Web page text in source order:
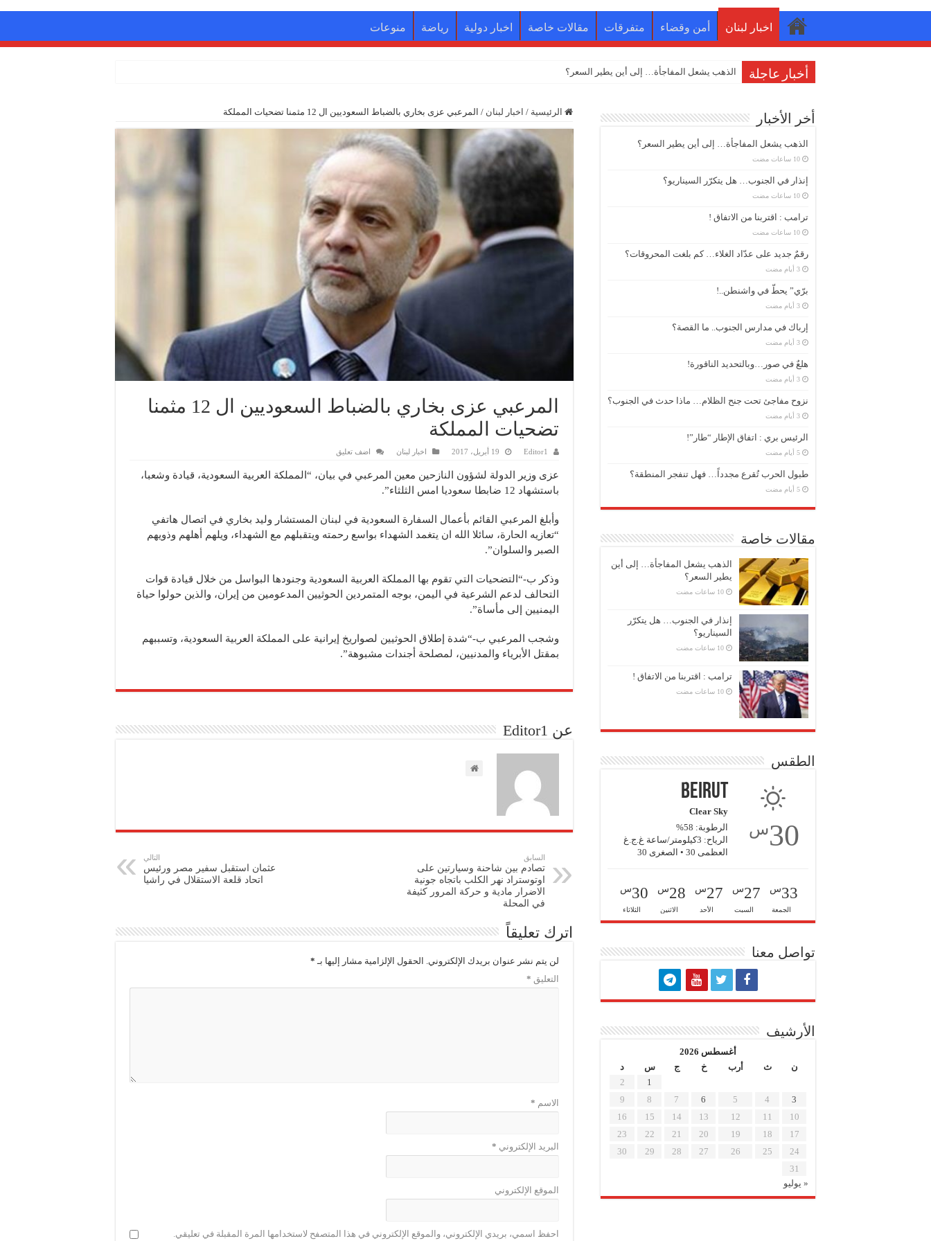
اخبار لبنان أمن وقضاء متفرقات مقالات خاصة اخبار دولية رياضة منوعات
أخبار عاجلة إنذار في الجنوب…
الرئيسية / اخبار لبنان / المرعبي عزى بخاري بالضباط السعوديين ال 12 مثمنا تضحيات المملكة
المرعبي عزى بخاري بالضباط السعوديين ال 12 مثمنا
تضحيات المملكة
Editor1 19 أبريل، 2017 اخبار لبنان اضف تعليق
عزى وزير الدولة لشؤون النازحين معين المرعبي في بيان، “المملكة العربية السعودية، قيادة وشعبا،
باستشهاد 12 ضابطا سعوديا امس الثلثاء”.
وأبلغ المرعبي القائم بأعمال السفارة السعودية في لبنان المستشار وليد بخاري في اتصال هاتفي
“تعازيه الحارة، سائلا الله ان يتغمد الشهداء بواسع رحمته ويتقبلهم مع الشهداء، ويلهم أهلهم وذويهم
الصبر والسلوان”.
وذكر ب-“التضحيات التي تقوم بها المملكة العربية السعودية وجنودها البواسل من خلال قيادة قوات
التحالف لدعم الشرعية في اليمن، بوجه المتمردين الحوثيين المدعومين من إيران، والذين حولوا حياة
اليمنيين إلى مأساة”.
وشجب المرعبي ب-“شدة إطلاق الحوثيين لصواريخ إيرانية على المملكة العربية السعودية، وتسببهم
بمقتل الأبرياء والمدنيين، لمصلحة أجندات مشبوهة”.
عن Editor1
السابق
تصادم بين شاحنة وسيارتين على
اوتوستراد نهر الكلب باتجاه جونية
الاضرار مادية و حركة المرور كثيفة
في المحلة
التالي
عثمان استقبل سفير مصر ورئيس
اتحاد قلعة الاستقلال في راشيا
اترك تعليقاً
لن يتم نشر عنوان بريدك الإلكتروني. الحقول الإلزامية مشار إليها بـ *
التعليق *
الاسم *
البريد الإلكتروني *
الموقع الإلكتروني
احفظ اسمي، بريدي الإلكتروني، والموقع الإلكتروني في هذا المتصفح لاستخدامها المرة المقبلة في تعليقي.
أخر الأخبار
الذهب يشعل المفاجأة… إلى أين يطير السعر؟
إنذار في الجنوب… هل يتكرّر السيناريو؟
ترامب : اقتربنا من الاتفاق !
رقمٌ جديد على عدّاد الغلاء… كم بلغت المحروقات؟
برّي” يحطّ في واشنطن..!
إرباك في مدارس الجنوب.. ما القصة؟
هلعٌ في صور…وبالتحديد الناقورة!
نزوح مفاجئ تحت جنح الظلام… ماذا حدث في الجنوب؟
الرئيس بري : اتفاق الإطار “طار”!
طبول الحرب تُقرع مجدداً… فهل تنفجر المنطقة؟
مقالات خاصة
الذهب يشعل المفاجأة… إلى أين
يطير السعر؟
إنذار في الجنوب… هل يتكرّر
السيناريو؟
ترامب : اقتربنا من الاتفاق !
الطقس
30س
Beirut
Clear Sky
الرطوبة: 58%
الرياح: 3كيلومتر/ساعة غ.ج.غ
العظمى 30 • الصغرى 30
33س
الجمعة
27س
السبت
27س
الأحد
28س
الاثنين
30س
الثلاثاء
تواصل معنا
الأرشيف
أغسطس 2026
ن
ث أرب خ ج س
د
1
2
3
4
5
6
7
8
9
10
11
12
13
14
15
16
17
18
19
20
21
22
23
24
25
26
27
28
29
30
31
« يوليو